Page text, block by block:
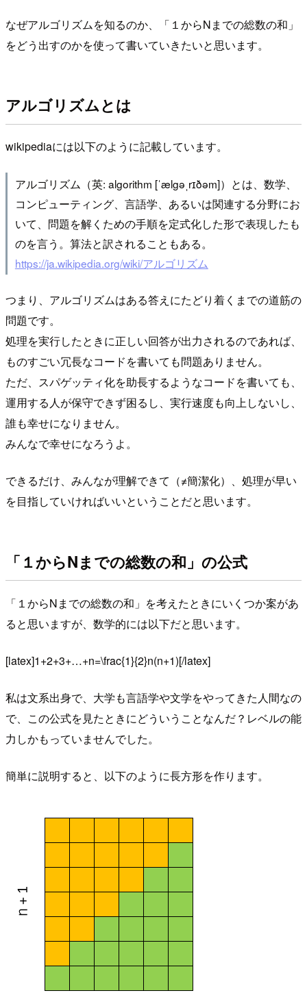
なぜアルゴリズムを知るのか、「１からNまでの総数の和」
をどう出すのかを使って書いていきたいと思います。
アルゴリズムとは
wikipediaには以下のように記載しています。
アルゴリズム（英: algorithm [ˈælgəˌrɪðəm]）とは、数学、
コンピューティング、言語学、あるいは関連する分野にお
いて、問題を解くための手順を定式化した形で表現したも
のを言う。算法と訳されることもある。
https://ja.wikipedia.org/wiki/アルゴリズム
つまり、アルゴリズムはある答えにたどり着くまでの道筋の
問題です。
処理を実行したときに正しい回答が出力されるのであれば、
ものすごい冗長なコードを書いても問題ありません。
ただ、スパゲッティ化を助長するようなコードを書いても、
運用する人が保守できず困るし、実行速度も向上しないし、
誰も幸せになりません。
みんなで幸せになろうよ。
できるだけ、みんなが理解できて（≠簡潔化）、処理が早い
を目指していければいいということだと思います。
「１からNまでの総数の和」の公式
「１からNまでの総数の和」を考えたときにいくつか案があ
ると思いますが、数学的には以下だと思います。
[latex]1+2+3+…+n=\frac{1}{2}n(n+1)[/latex]
私は文系出身で、大学も言語学や文学をやってきた人間なの
で、この公式を見たときにどういうことなんだ？レベルの能
力しかもっていませんでした。
簡単に説明すると、以下のように長方形を作ります。